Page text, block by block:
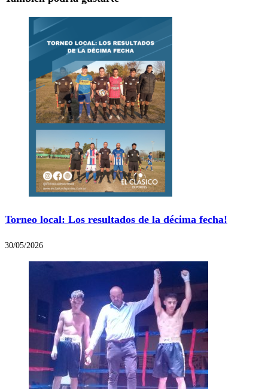
Torneo local: Los resultados de la décima fecha!
30/05/2026